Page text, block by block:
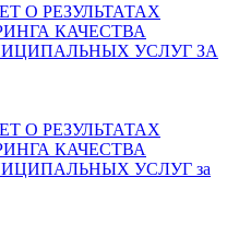
О РЕЗУЛЬТАТАХ
КАЧЕСТВА
УСЛУГ ЗА
О РЕЗУЛЬТАТАХ
КАЧЕСТВА
УСЛУГ за